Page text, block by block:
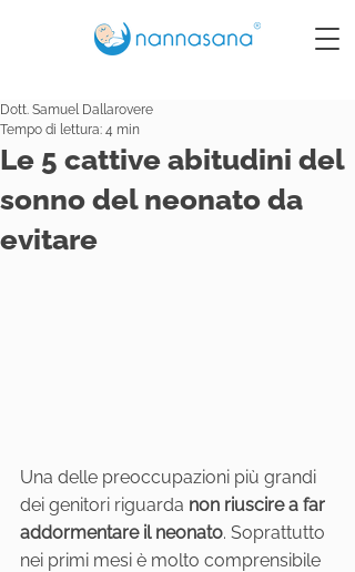
Le 5 cattive abitudini del
sonno del neonato da
evitare
Dott. Samuel Dallarovere
Tempo di lettura: 4 min
Una delle preoccupazioni più grandi
dei genitori riguarda non riuscire a far
addormentare il neonato. Soprattutto
nei primi mesi è molto comprensibile